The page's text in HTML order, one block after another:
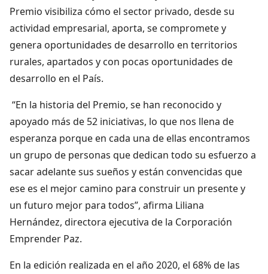
Premio visibiliza cómo el sector privado, desde su
actividad empresarial, aporta, se compromete y
genera oportunidades de desarrollo en territorios
rurales, apartados y con pocas oportunidades de
desarrollo en el País.
“En la historia del Premio, se han reconocido y
apoyado más de 52 iniciativas, lo que nos llena de
esperanza porque en cada una de ellas encontramos
un grupo de personas que dedican todo su esfuerzo a
sacar adelante sus sueños y están convencidas que
ese es el mejor camino para construir un presente y
un futuro mejor para todos”, afirma Liliana
Hernández, directora ejecutiva de la Corporación
Emprender Paz.
En la edición realizada en el año 2020, el 68% de las